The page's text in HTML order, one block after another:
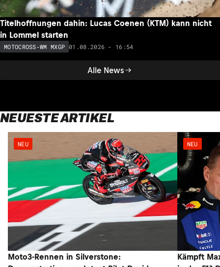
Alle News
Titelhoffnungen dahin: Lucas Coenen (KTM) kann nicht
in Lommel starten
MOTOCROSS-WM MXGP 01.08.2026 - 16:54
NEUESTE ARTIKEL
NEU
Moto3-Rennen in Silverstone:
NEU
Kämpft